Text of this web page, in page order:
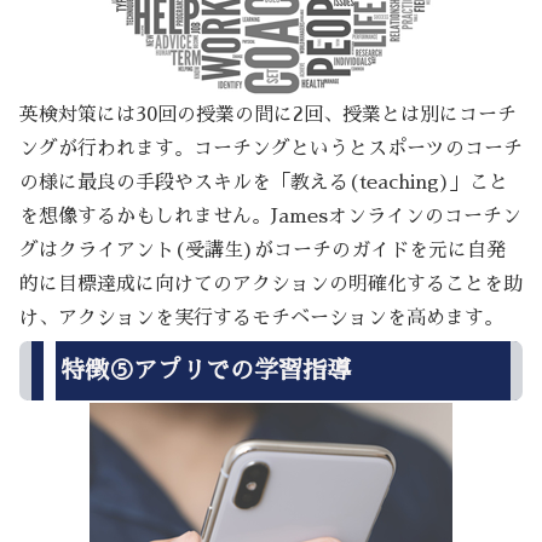
英検対策には30回の授業の間に2回、授業とは別にコーチ
ングが行われます。コーチングというとスポーツのコーチ
の様に最良の手段やスキルを「教える(teaching)」こと
を想像するかもしれません。Jamesオンラインのコーチン
グはクライアント(受講生)がコーチのガイドを元に自発
的に目標達成に向けてのアクションの明確化することを助
け、アクションを実行するモチベーションを高めます。
特徴⑤アプリでの学習指導